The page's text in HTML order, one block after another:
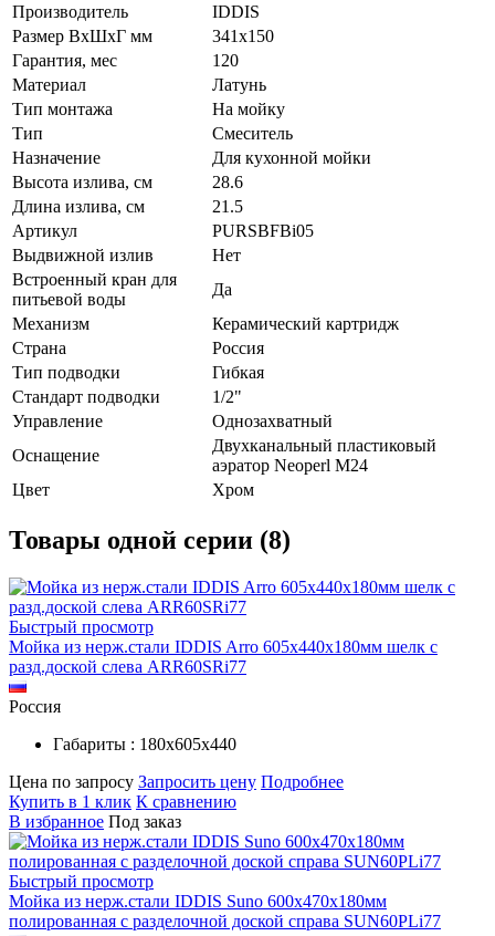
Производитель
IDDIS
Размер ВхШхГ мм
341х150
Гарантия, мес
120
Материал
Латунь
Тип монтажа
На мойку
Тип
Смеситель
Назначение
Для кухонной мойки
Высота излива, см
28.6
Длина излива, см
21.5
Артикул
PURSBFBi05
Выдвижной излив
Нет
Встроенный кран для
питьевой воды
Да
Механизм
Керамический картридж
Страна
Россия
Тип подводки
Гибкая
Стандарт подводки
1/2"
Управление
Однозахватный
Оснащение
Двухканальный пластиковый
аэратор Neoperl М24
Цвет
Хром
Товары одной серии (8)
Быстрый просмотр
Мойка из нерж.стали IDDIS Arro 605х440х180мм шелк c
разд.доской слева ARR60SRi77
Россия
Габариты : 180х605х440
Цена по запросу Запросить цену Подробнее
Купить в 1 клик К сравнению
В избранное Под заказ
Быстрый просмотр
Мойка из нерж.стали IDDIS Suno 600х470х180мм
полированная c разделочной доской справа SUN60PLi77